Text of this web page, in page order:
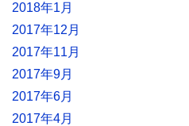
2018年1月
2017年12月
2017年11月
2017年9月
2017年6月
2017年4月